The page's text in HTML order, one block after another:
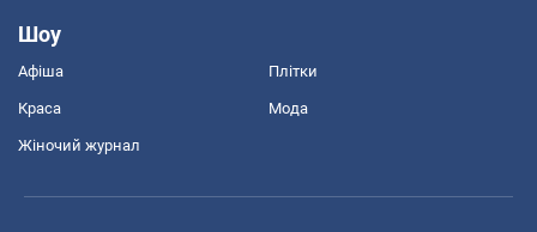
Шоу
Афіша Плітки
Краса Мода
Жіночий журнал